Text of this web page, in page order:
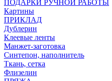
ПОДАРКИ РУЧНОЙ РАБОТЫ
Картины
ПРИКЛАД
Дублерин
Клеевые ленты
Манжет-заготовка
Синтепон, наполнитель
Ткань, сетка
Флизелин